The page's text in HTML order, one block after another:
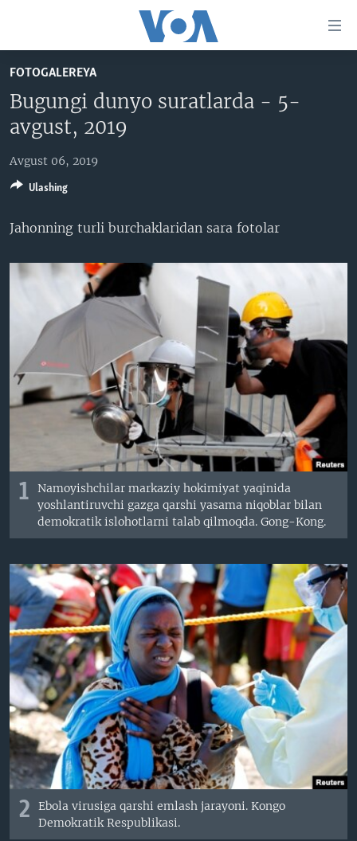
boring
Boshiga
Qidiruvga
o'ting
AMERIKA
MARKAZIY OSIYO
XALQARO
MULTIMEDIA
XALQARO HAYOT
VASHINGTON CHOYXONASI
MOBIL-SALOM!
VIDEO
XABARLAR SURATLARDA
FACEBOOK
YOUTUBE
INSTAGRAM
ODNOKLASSNIKI
TELEGRAM
INGLIZ TILI DARSLARI
EDITORIAL
Learning English
FOTOGALEREYA
Bugungi dunyo suratlarda - 5-
avgust, 2019
Avgust 06, 2019
Jahonning turli burchaklaridan sara fotolar
1
Namoyishchilar markaziy hokimiyat yaqinida
yoshlantiruvchi gazga qarshi yasama niqoblar bilan
demokratik islohotlarni talab qilmoqda. Gong-Kong.
2
Ebola virusiga qarshi emlash jarayoni. Kongo
Demokratik Respublikasi.
Ulashing